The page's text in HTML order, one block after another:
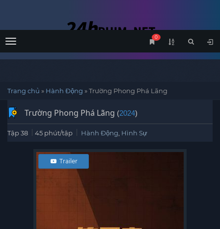
Menu
0
Trang chủ » Hành Động »Trường Phong Phá Lãng
Trường Phong Phá Lãng (2024)
Tập 38 45 phút/tập Hành Động Hình Sự
Trailer